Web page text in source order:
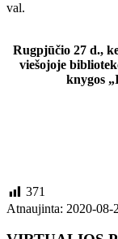
val.
Rugpjūčio 27 d.,
viešojoje
knygos
371
Atnaujinta: 2020-08-